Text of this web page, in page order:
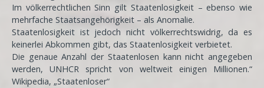
Im völkerrechtlichen Sinn gilt Staatenlosigkeit – ebenso wie
mehrfache Staatsangehörigkeit – als Anomalie.
Staatenlosigkeit ist jedoch nicht völkerrechtswidrig, da es
keinerlei Abkommen gibt, das Staatenlosigkeit verbietet.
Die genaue Anzahl der Staatenlosen kann nicht angegeben
werden, UNHCR spricht von weltweit einigen Millionen.“
Wikipedia, „Staatenloser“